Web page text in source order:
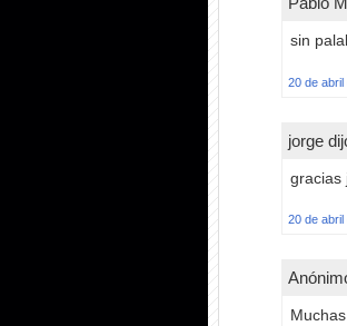
sin
20 de abril
jorge
gracias
20 de abril